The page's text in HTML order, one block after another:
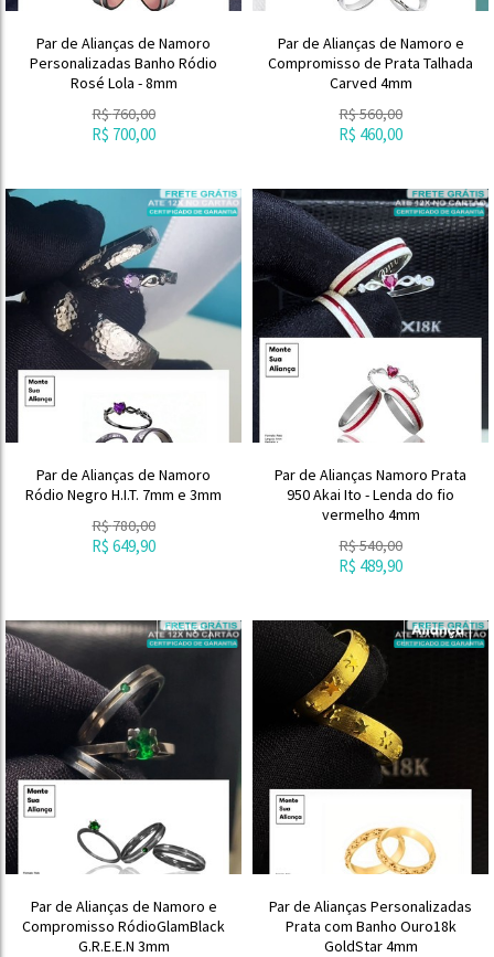
Par de Alianças de Namoro
Personalizadas Banho Ródio
Rosé Lola - 8mm
R$760,00
R$ 700,00
Par de Alianças de Namoro e
Compromisso de Prata Talhada
Carved 4mm
R$560,00
R$ 460,00
Par de Alianças de Namoro
Ródio Negro H.I.T. 7mm e 3mm
R$780,00
R$ 649,90
Par de Alianças Namoro Prata
950 Akai Ito - Lenda do fio
vermelho 4mm
R$540,00
R$ 489,90
Par de Alianças de Namoro e
Compromisso RódioGlamBlack
G.R.E.E.N 3mm
Par de Alianças Personalizadas
Prata com Banho Ouro18k
GoldStar 4mm